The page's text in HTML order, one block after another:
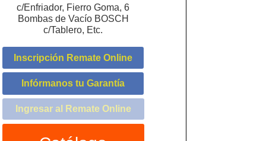
c/Enfriador, Fierro Goma, 6
Bombas de Vacío BOSCH
c/Tablero, Etc.
Inscripción Remate Online
Infórmanos tu Garantía
Ingresar al Remate Online